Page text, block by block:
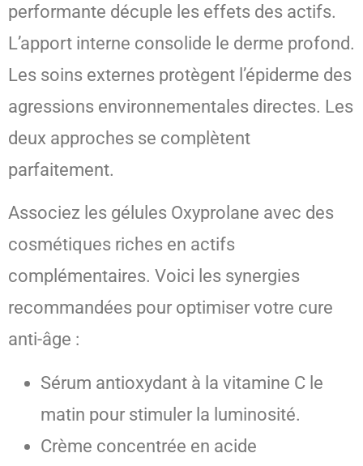
performante décuple les effets des actifs.
L’apport interne consolide le derme profond.
Les soins externes protègent l’épiderme des
agressions environnementales directes. Les
deux approches se complètent
parfaitement.
Associez les gélules Oxyprolane avec des
cosmétiques riches en actifs
complémentaires. Voici les synergies
recommandées pour optimiser votre cure
anti-âge :
Sérum antioxydant à la vitamine C le
matin pour stimuler la luminosité.
Crème concentrée en acide